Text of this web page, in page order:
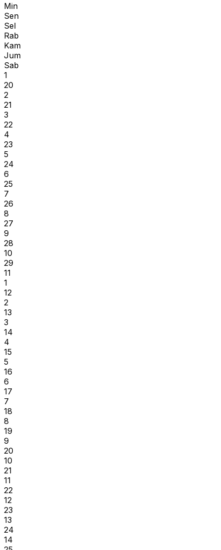
Min
Sen
Sel
Rab
Kam
Jum
Sab
1
20
2
21
3
22
4
23
5
24
6
25
7
26
8
27
9
28
10
29
11
1
12
2
13
3
14
4
15
5
16
6
17
7
18
8
19
9
20
10
21
11
22
12
23
13
24
14